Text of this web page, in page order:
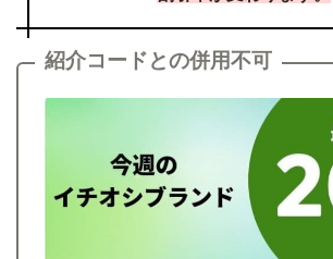
紹介コードとの併用不可